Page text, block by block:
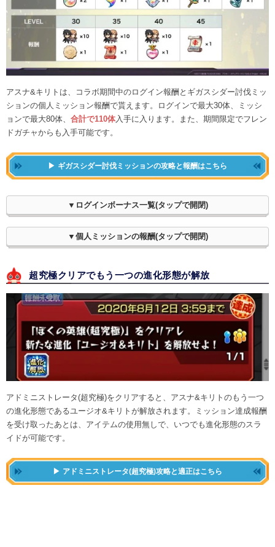
アスナ&キリトは、コラボ期間中のログイン報酬とギガスシダー討伐ミッ
ションの個人ミッション報酬で貰えます。ログインで最大30体、ミッシ
ョンで最大80体、 合計で110体 入手に入ります。また、期間限定でフレン
ドガチャからも入手可能です。
ギガスシダー討伐ミッションの攻略と報酬はこちら
▼ログインボーナス一覧(タップで開閉)
▼個人ミッションの報酬(タップで開閉)
超究極クリアでもう一つの進化形態が解放
アドミニストレータ(超究極)をクリアすると、アスナ&キリトのもう一つ
の進化形態であるユージオ&キリトが解放されます。ミッション達成報酬
を受け取ったあとは、アイテムの使用無しで、いつでも進化形態のスラ
イドが可能です。
アドミニストレータ(超究極)攻略と適正はこちら